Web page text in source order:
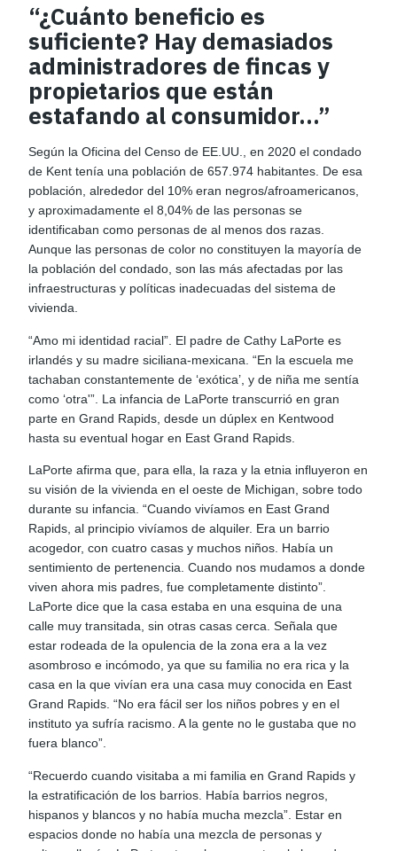
“¿Cuánto beneficio es
suficiente? Hay demasiados
administradores de fincas y
propietarios que están
estafando al consumidor…”
Según la Oficina del Censo de EE.UU., en 2020 el condado
de Kent tenía una población de 657.974 habitantes. De esa
población, alrededor del 10% eran negros/afroamericanos,
y aproximadamente el 8,04% de las personas se
identificaban como personas de al menos dos razas.
Aunque las personas de color no constituyen la mayoría de
la población del condado, son las más afectadas por las
infraestructuras y políticas inadecuadas del sistema de
vivienda.
“Amo mi identidad racial”. El padre de Cathy LaPorte es
irlandés y su madre siciliana-mexicana. “En la escuela me
tachaban constantemente de ‘exótica’, y de niña me sentía
como ‘otra'”. La infancia de LaPorte transcurrió en gran
parte en Grand Rapids, desde un dúplex en Kentwood
hasta su eventual hogar en East Grand Rapids.
LaPorte afirma que, para ella, la raza y la etnia influyeron en
su visión de la vivienda en el oeste de Michigan, sobre todo
durante su infancia. “Cuando vivíamos en East Grand
Rapids, al principio vivíamos de alquiler. Era un barrio
acogedor, con cuatro casas y muchos niños. Había un
sentimiento de pertenencia. Cuando nos mudamos a donde
viven ahora mis padres, fue completamente distinto”.
LaPorte dice que la casa estaba en una esquina de una
calle muy transitada, sin otras casas cerca. Señala que
estar rodeada de la opulencia de la zona era a la vez
asombroso e incómodo, ya que su familia no era rica y la
casa en la que vivían era una casa muy conocida en East
Grand Rapids. “No era fácil ser los niños pobres y en el
instituto ya sufría racismo. A la gente no le gustaba que no
fuera blanco”.
“Recuerdo cuando visitaba a mi familia en Grand Rapids y
la estratificación de los barrios. Había barrios negros,
hispanos y blancos y no había mucha mezcla”. Estar en
espacios donde no había una mezcla de personas y